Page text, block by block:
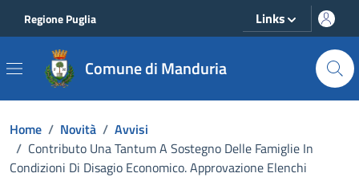
Regione Puglia Links
Comune di Manduria
Home / Novità / Avvisi
/ Contributo Una Tantum A Sostegno Delle Famiglie In
Condizioni Di Disagio Economico. Approvazione Elenchi